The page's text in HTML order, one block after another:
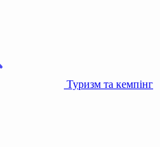
Туризм та кемпінг